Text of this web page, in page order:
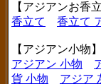
【アジアンお香
香立て
香立て
【アジアン小物】
アジアン 小物
貨 小物
アジア